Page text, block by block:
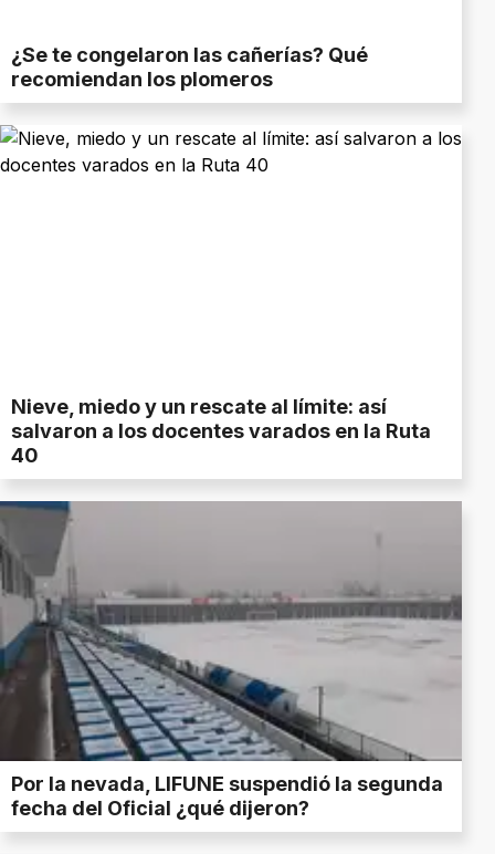
¿Se te congelaron las cañerías? Qué
recomiendan los plomeros
Nieve, miedo y un rescate al límite: así
salvaron a los docentes varados en la Ruta
40
Por la nevada, LIFUNE suspendió la segunda
fecha del Oficial ¿qué dijeron?